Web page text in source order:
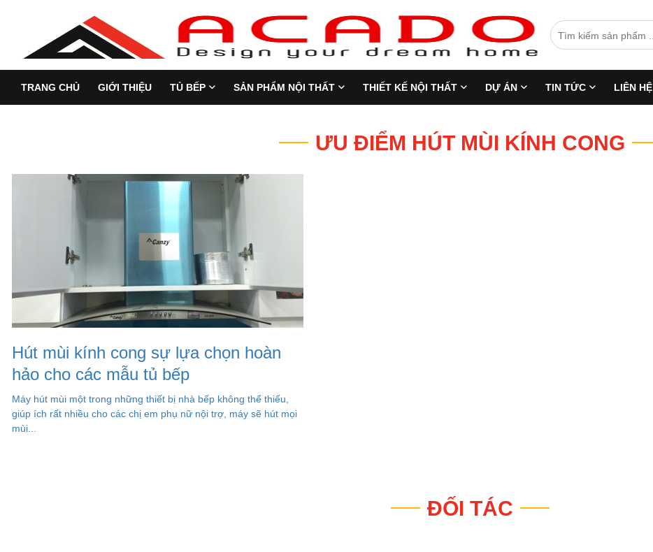
TRANG CHỦ GIỚI THIỆU TỦ BẾP SẢN PHẨM NỘI THẤT THIẾT KẾ NỘI THẤT DỰ ÁN TIN TỨC LIÊN HỆ
ƯU ĐIỂM HÚT MÙI KÍNH CONG
Hút mùi kính cong sự lựa chọn hoàn
hảo cho các mẫu tủ bếp
Máy hút mùi một trong những thiết bị nhà bếp không thể thiếu,
giúp ích rất nhiều cho các chị em phụ nữ nội trợ, máy sẽ hút mọi
mùi...
ĐỐI TÁC